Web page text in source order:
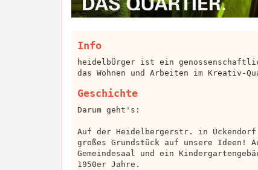
Info
heidelbÜrger ist ein
das Wohnen und Arbeiten im Kreativ-
Geschichte
Darum geht's:
Auf der Heidelbergerstr. in Ückendorf
großes Grundstück auf unsere Ideen!
Gemeindesaal und ein
1950er Jahre.